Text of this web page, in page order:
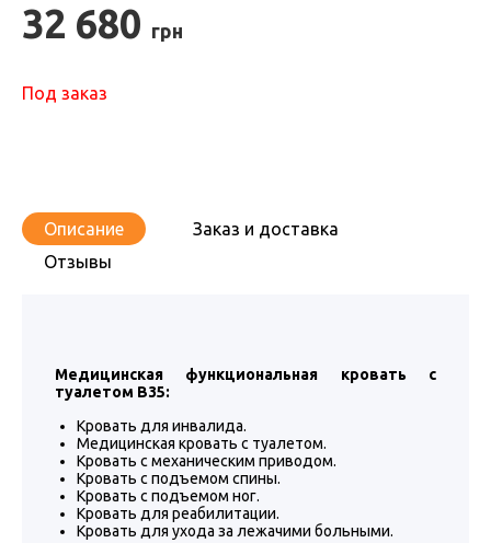
32 680 грн
Под заказ
Описание
Заказ и доставка
Отзывы
Медицинская функциональная кровать с
туалетом В35:
Кровать для инвалида.
Медицинская кровать с туалетом.
Кровать с механическим приводом.
Кровать с подъемом спины.
Кровать с подъемом ног.
Кровать для реабилитации.
Кровать для ухода за лежачими больными.